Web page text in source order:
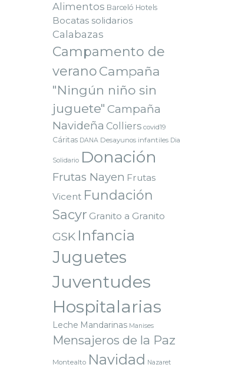
Alimentos Barceló Hotels
Bocatas solidarios
Calabazas
Campamento de
verano Campaña
"Ningún niño sin
juguete" Campaña
Navideña Colliers covid19
Cáritas DANA Desayunos infantiles Dia
Solidario Donación
Frutas Nayen Frutas
Vicent Fundación
Sacyr Granito a Granito
GSK Infancia
Juguetes
Juventudes
Hospitalarias
Leche Mandarinas Manises
Mensajeros de la Paz
Montealto Navidad Nazaret